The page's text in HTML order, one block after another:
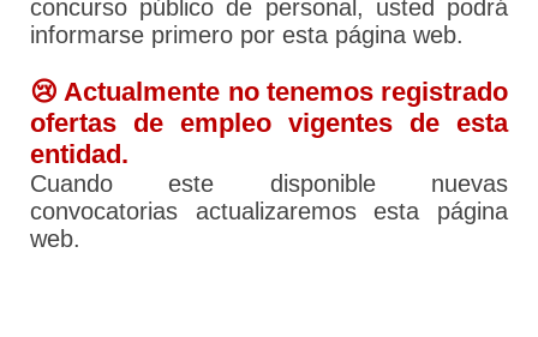
concurso público de personal, usted podrá
informarse primero por esta página web.
😢 Actualmente no tenemos registrado
ofertas de empleo vigentes de esta
entidad.
Cuando este disponible nuevas
convocatorias actualizaremos esta página
web.